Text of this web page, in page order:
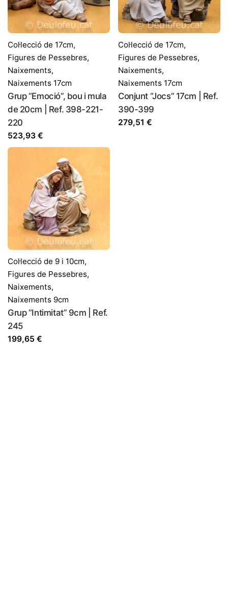
Col·lecció de 17cm,
Figures de Pessebres,
Naixements,
Naixements 17cm
Grup “Emoció”, bou i mula
de 20cm | Ref. 398-221-
220
523,93 €
Col·lecció de 17cm,
Figures de Pessebres,
Naixements,
Naixements 17cm
Conjunt “Jocs” 17cm | Ref.
390-399
279,51 €
Col·lecció de 9 i 10cm,
Figures de Pessebres,
Naixements,
Naixements 9cm
Grup “Intimitat” 9cm | Ref.
245
199,65 €